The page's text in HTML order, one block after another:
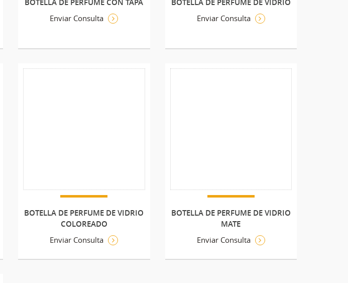
BOTELLA DE PERFUME CON TAPA
Enviar Consulta
BOTELLA DE PERFUME DE VIDRIO
Enviar Consulta
BOTELLA DE PERFUME DE VIDRIO
COLOREADO
Enviar Consulta
BOTELLA DE PERFUME DE VIDRIO
MATE
Enviar Consulta